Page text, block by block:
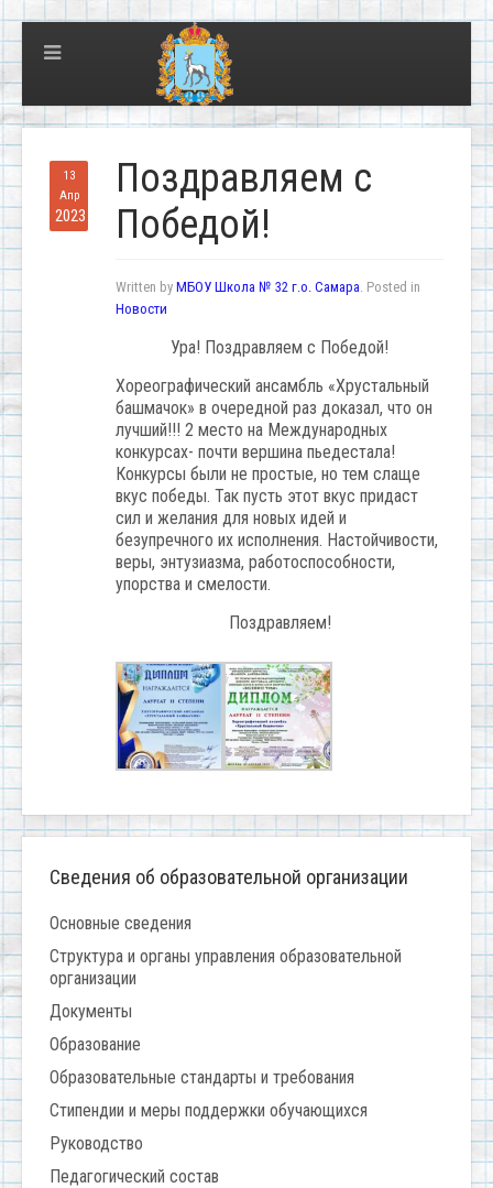
13
Апр
2023
Поздравляем с
Победой!
Written by МБОУ Школа № 32 г.о. Самара. Posted in
Новости
Ура! Поздравляем с Победой!
Хореографический ансамбль «Хрустальный
башмачок» в очередной раз доказал, что он
лучший!!! 2 место на Международных
конкурсах- почти вершина пьедестала!
Конкурсы были не простые, но тем слаще
вкус победы. Так пусть этот вкус придаст
сил и желания для новых идей и
безупречного их исполнения. Настойчивости,
веры, энтузиазма, работоспособности,
упорства и смелости.
Поздравляем!
Сведения об образовательной организации
Основные сведения
Структура и органы управления образовательной
организации
Документы
Образование
Образовательные стандарты и требования
Стипендии и меры поддержки обучающихся
Руководство
Педагогический состав